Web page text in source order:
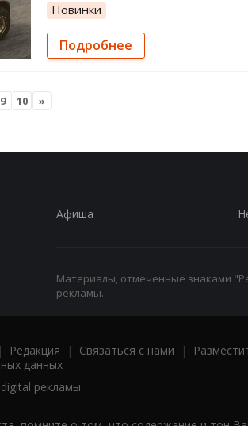
Новинки
Подробнее
9 10 »
Афиша
Материалы, отмеченные знаками
рекламы.
Редакция | Связаться с нами |
данных
рекламы